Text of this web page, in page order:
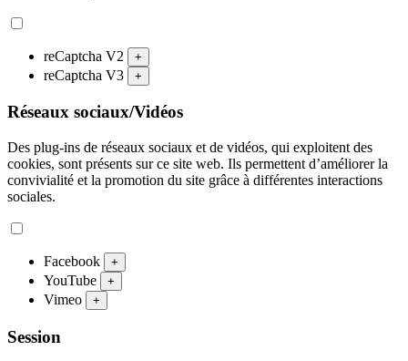
reCaptcha V2 +
reCaptcha V3 +
Réseaux sociaux/Vidéos
Des plug-ins de réseaux sociaux et de vidéos, qui exploitent des
cookies, sont présents sur ce site web. Ils permettent d’améliorer la
convivialité et la promotion du site grâce à différentes interactions
sociales.
Facebook +
YouTube +
Vimeo +
Session